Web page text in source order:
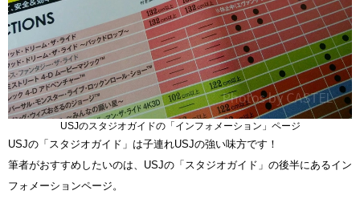
USJのスタジオガイドの「インフォメーション」ページ
USJの「スタジオガイド」は子連れUSJの強い味方です！
筆者がおすすめしたいのは、USJの「スタジオガイド」の後半にあるイン
フォメーションページ。